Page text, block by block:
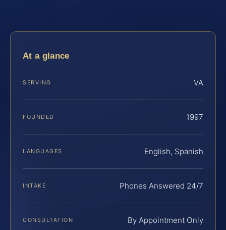
At a glance
SERVING VA
FOUNDED 1997
LANGUAGES English, Spanish
INTAKE Phones Answered 24/7
CONSULTATION By Appointment Only